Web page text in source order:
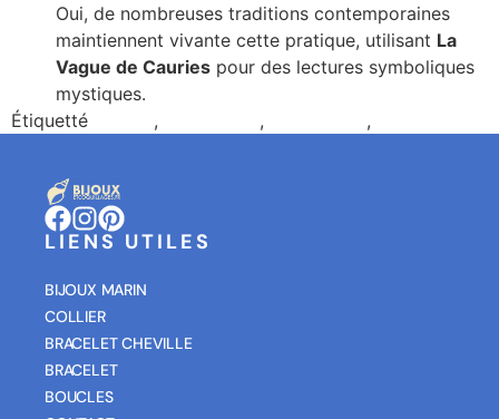
Oui, de nombreuses traditions contemporaines
maintiennent vivante cette pratique, utilisant La
Vague de Cauries pour des lectures symboliques
mystiques.
Étiquetté
, , ,
LIENS UTILES
BIJOUX MARIN
COLLIER
BRACELET CHEVILLE
BRACELET
BOUCLES